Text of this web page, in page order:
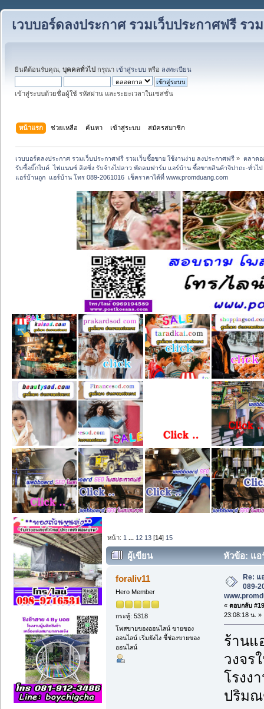
เวบบอร์ดลงประกาศ รวมเว็บประกาศฟรี รว
ยินดีต้อนรับคุณ, บุคคลทั่วไป กรุณา เข้าสู่ระบบ หรือ ลงทะเบียน
เข้าสู่ระบบด้วยชื่อผู้ใช้ รหัสผ่าน และระยะเวลาในเซสชั่น
หน้าแรก ช่วยเหลือ ค้นหา เข้าสู่ระบบ สมัครสมาชิก
เวบบอร์ดลงประกาศ รวมเว็บประกาศฟรี รวมเว็บซื้อขาย ใช้งานง่าย ลงประกาศฟรี » ตลาดอ
รับซื้อบิ๊กไบค์  ไฟแนนซ์ ลิสซิ่ง รับจ้างไปลาว พัดลมฟาร์ม แอร์บ้าน ซื้อขายสินค้าจิปาถะ-ทั่วไ
แอร์บ้านถูก  แอร์บ้าน โทร 089-2061016  เช็คราคาได้ที่ www.promduang.com
หน้า: 1 ... 12 13 [14] 15
ผู้เขียน
หัวข้อ: แอ
www.promduang.com (อ่าน 8998 ครั้
foraliv11
Hero Member
กระทู้: 5318
โพสขายของออนไลน์ ขายของ
ออนไลน์ เริ่มยังไง ชี้ช่องขายของ
ออนไลน์
Re:
089-
« ตอบกลับ
23:08:18 น. »
ร้านแ
วงจร
โรงง
ปริม